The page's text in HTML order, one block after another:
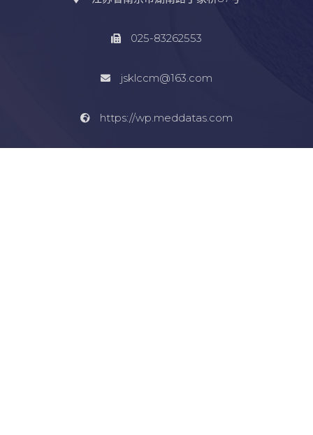
025-83262553
jsklccm@163.com
https://wp.meddatas.com